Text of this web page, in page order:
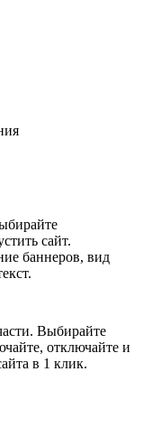
сайт.
баннеров, вид
Выбирайте
отключайте и
в 1 клик.